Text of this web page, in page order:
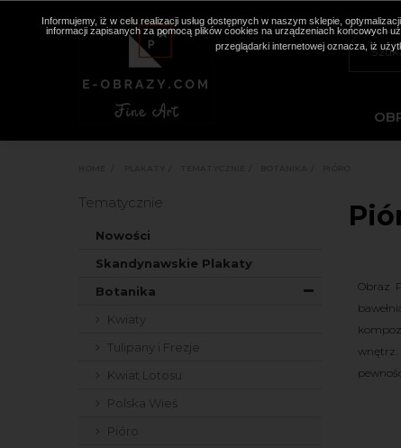
Tematycznie
Nowości
Skandynawskie Plakaty
Botanika
Kwiaty
Tulipany i Frezje
Kwiat Lotosu
Polska Wieś
Pióro
Obraz
Informujemy, iż w celu realizacji usług dostępnych w naszym sklepie,
informacji zapisanych za pomocą plików cookies na urządzeniach końcowych
przeglądarki internetowej oznacza, iż